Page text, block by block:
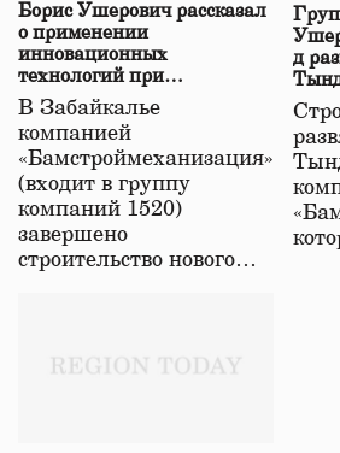
Борис Ушерович рассказал
о применении
инновационных
технологий при
строительстве нового моста
в Забайкалье
В Забайкалье
компанией
«Бамстроймеханизация»
(входит в группу
компаний 1520)
завершено
строительство нового…
д